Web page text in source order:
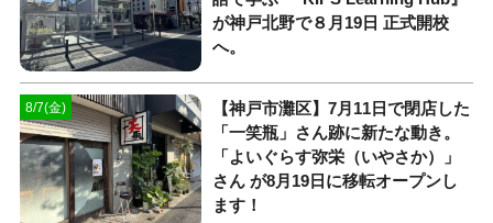
が神戸北野で８月19日 正式開校
へ。
8/7(金)
【神戸市灘区】7月11日で閉店した
「一笑瓶」さん跡に新たな動き。
「よいぐらす弥栄（いやさか）」
さん が8月19日に移転オープンし
ます！